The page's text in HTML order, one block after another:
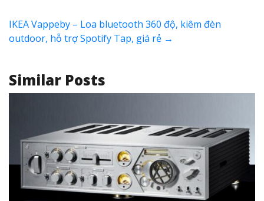
IKEA Vappeby – Loa bluetooth 360 độ, kiêm đèn
outdoor, hỗ trợ Spotify Tap, giá rẻ →
Similar Posts